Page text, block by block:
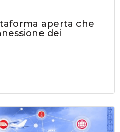
aperta che
dei